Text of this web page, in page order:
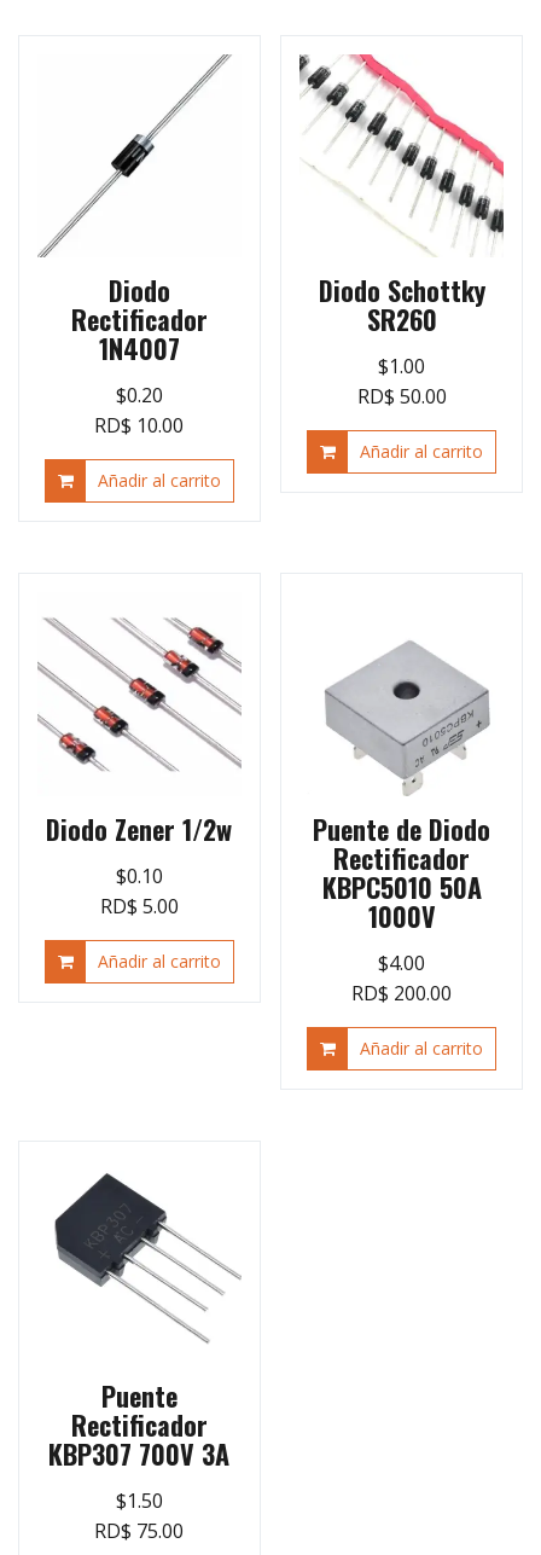
Diodo
Rectificador
1N4007
$0.20
RD$ 10.00
Añadir al carrito
Diodo Schottky
SR260
$1.00
RD$ 50.00
Añadir al carrito
Diodo Zener 1/2w
$0.10
RD$ 5.00
Añadir al carrito
Puente de Diodo
Rectificador
KBPC5010 50A
1000V
$4.00
RD$ 200.00
Añadir al carrito
Puente
Rectificador
KBP307 700V 3A
$1.50
RD$ 75.00